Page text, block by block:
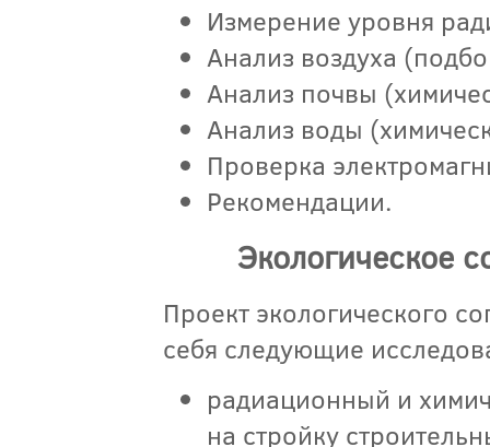
Измерение уровня
Анализ воздуха
Анализ почвы
Анализ воды
Проверка
Рекомендации.
Экологическое
Проект экологического
себя следующие
радиационный и
на стройку